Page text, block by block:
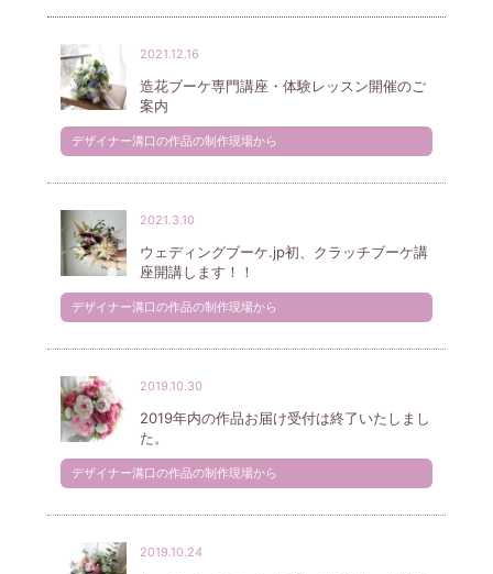
2021.12.16
造花ブーケ専門講座・体験レッスン開催のご
案内
デザイナー溝口の作品の制作現場から
2021.3.10
ウェディングブーケ.jp初、クラッチブーケ講
座開講します！！
デザイナー溝口の作品の制作現場から
2019.10.30
2019年内の作品お届け受付は終了いたしまし
た。
デザイナー溝口の作品の制作現場から
2019.10.24